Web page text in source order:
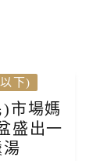
下)
市場媽
盛出一